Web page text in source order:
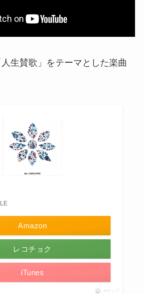
人生賛歌」をテーマとした楽曲
Amazon
レコチョク
iTunes
ポチップ